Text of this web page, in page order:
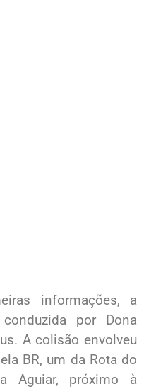
informações, a
por Dona
A colisão envolveu
BR, um da Rota do
Aguiar, próximo à